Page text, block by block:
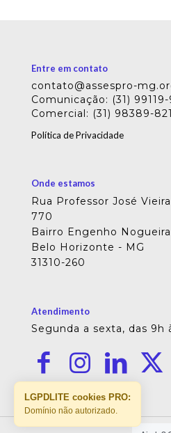
Entre em contato
contato@assespro-
Comunicação: (31) 99119-
Comercial: (31) 98389-
Política de Privacidade
Onde estamos
Rua Professor José
770
Bairro Engenho Nogueira
Belo Horizonte - MG
31310-260
Atendimento
Segunda a sexta, das 9h
LGPDLITE cookies PRO:
Domínio não autorizado.